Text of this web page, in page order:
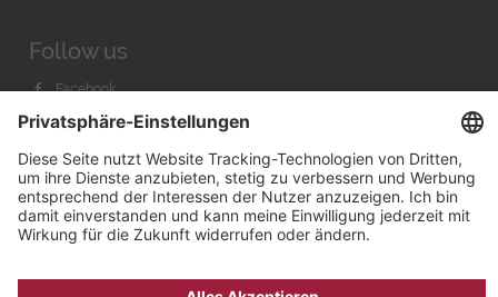
Follow us
Facebook
Instagram
Youtube